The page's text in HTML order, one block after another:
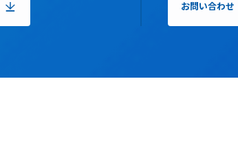
お問い合わせ